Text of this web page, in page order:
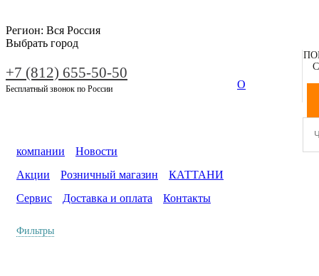
Регион: Вся Россия
Выбрать город
+7 (812) 655-50-50
Бесплатный звонок по России О
компании
Новости
Акции
Розничный магазин
КАТТАНИ
Сервис
Доставка и оплата Контакты
Фильтры